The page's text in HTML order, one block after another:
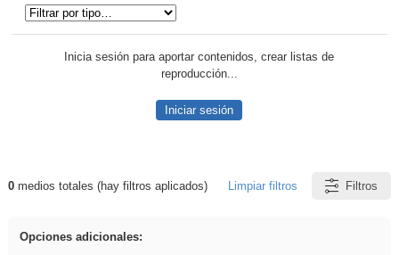
Inicia sesión para aportar contenidos, crear listas de
reproducción...
Iniciar sesión
Resultados de: Asturias
0medios totales (hay filtros aplicados) Limpiar filtros Filtros
Opciones adicionales: